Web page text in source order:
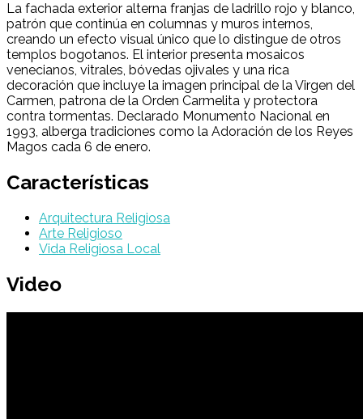
La fachada exterior alterna franjas de ladrillo rojo y blanco,
patrón que continúa en columnas y muros internos,
creando un efecto visual único que lo distingue de otros
templos bogotanos. El interior presenta mosaicos
venecianos, vitrales, bóvedas ojivales y una rica
decoración que incluye la imagen principal de la Virgen del
Carmen, patrona de la Orden Carmelita y protectora
contra tormentas. Declarado Monumento Nacional en
1993, alberga tradiciones como la Adoración de los Reyes
Magos cada 6 de enero.
Características
Arquitectura Religiosa
Arte Religioso
Vida Religiosa Local
Video